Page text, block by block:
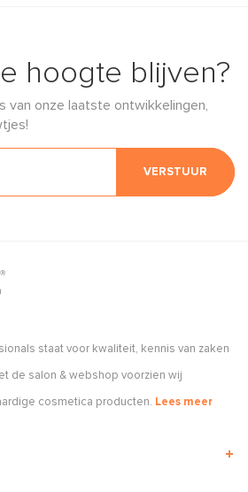
hoogte blijven?
van onze laatste ontwikkelingen,
VERSTUUR
staat voor kwaliteit, kennis van zaken
de salon & webshop voorzien wij
cosmetica producten. Lees meer